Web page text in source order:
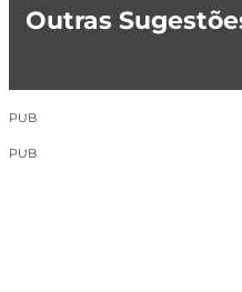
Outras
PUB
PUB